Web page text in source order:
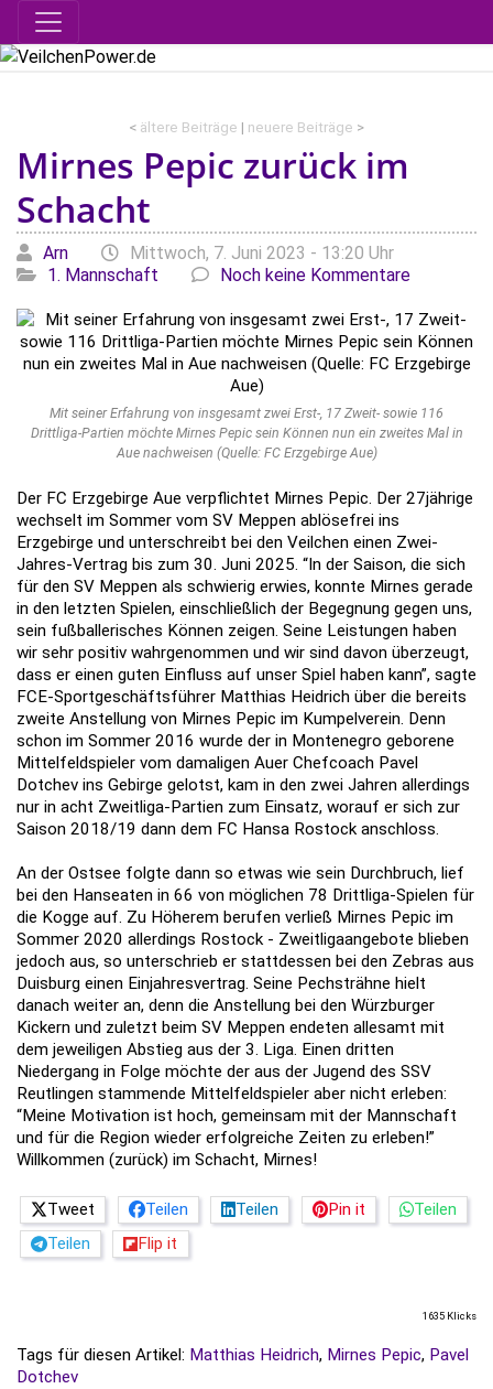
< ältere Beiträge | neuere Beiträge >
Mirnes Pepic zurück im
Schacht
Geschrieben von
Arn am Mittwoch, 7. Juni 2023 - 13:20 Uhr
1. Mannschaft
Noch keine Kommentare
Mit seiner Erfahrung von insgesamt zwei Erst-, 17 Zweit- sowie 116
Drittliga-Partien möchte Mirnes Pepic sein Können nun ein zweites Mal in
Aue nachweisen (Quelle: FC Erzgebirge Aue)
Der FC Erzgebirge Aue verpflichtet Mirnes Pepic. Der 27jährige
wechselt im Sommer vom SV Meppen ablösefrei ins
Erzgebirge und unterschreibt bei den Veilchen einen Zwei-
Jahres-Vertrag bis zum 30. Juni 2025. “In der Saison, die sich
für den SV Meppen als schwierig erwies, konnte Mirnes gerade
in den letzten Spielen, einschließlich der Begegnung gegen uns,
sein fußballerisches Können zeigen. Seine Leistungen haben
wir sehr positiv wahrgenommen und wir sind davon überzeugt,
dass er einen guten Einfluss auf unser Spiel haben kann”, sagte
FCE-Sportgeschäftsführer Matthias Heidrich über die bereits
zweite Anstellung von Mirnes Pepic im Kumpelverein. Denn
schon im Sommer 2016 wurde der in Montenegro geborene
Mittelfeldspieler vom damaligen Auer Chefcoach Pavel
Dotchev ins Gebirge gelotst, kam in den zwei Jahren allerdings
nur in acht Zweitliga-Partien zum Einsatz, worauf er sich zur
Saison 2018/19 dann dem FC Hansa Rostock anschloss.
An der Ostsee folgte dann so etwas wie sein Durchbruch, lief
bei den Hanseaten in 66 von möglichen 78 Drittliga-Spielen für
die Kogge auf. Zu Höherem berufen verließ Mirnes Pepic im
Sommer 2020 allerdings Rostock - Zweitligaangebote blieben
jedoch aus, so unterschrieb er stattdessen bei den Zebras aus
Duisburg einen Einjahresvertrag. Seine Pechsträhne hielt
danach weiter an, denn die Anstellung bei den Würzburger
Kickern und zuletzt beim SV Meppen endeten allesamt mit
dem jeweiligen Abstieg aus der 3. Liga. Einen dritten
Niedergang in Folge möchte der aus der Jugend des SSV
Reutlingen stammende Mittelfeldspieler aber nicht erleben:
“Meine Motivation ist hoch, gemeinsam mit der Mannschaft
und für die Region wieder erfolgreiche Zeiten zu erleben!”
Willkommen (zurück) im Schacht, Mirnes!
Tweet Teilen Teilen Pin it
Teilen
Teilen
Flip it
1635 Klicks
Tags für diesen Artikel: Matthias Heidrich, Mirnes Pepic, Pavel
Dotchev